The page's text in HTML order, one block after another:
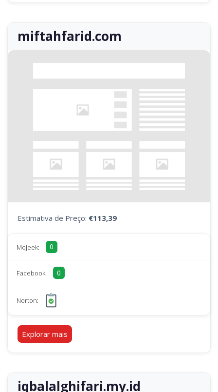
miftahfarid.com
Estimativa de Preço: €113,39
Mojeek: 0
Facebook: 0
Norton:
Explorar mais
iqbalalghifari.my.id